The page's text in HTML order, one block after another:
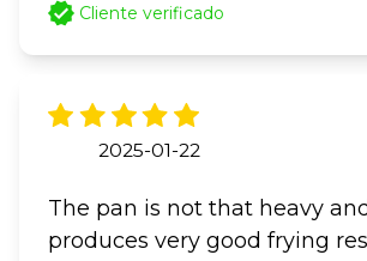
Cliente verificado
2025-01-22
The pan is not that heavy and
produces very good frying